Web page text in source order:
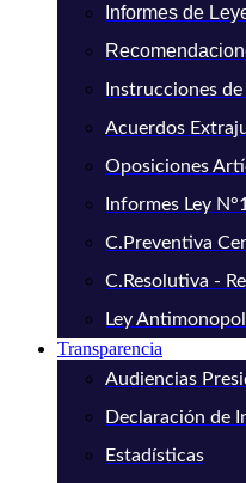
Informes de
Instrucciones
Acuerdos
Oposiciones
Informes Ley
C.Preventiva
C.Resolutiva -
Ley
Transparencia
Audiencias
Declaración de
Estadísticas